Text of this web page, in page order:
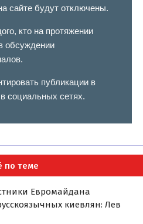
сайте будут отключены.
кто на протяжении
обсуждении
публикации в
социальных сетях.
по теме
Евромайдана
киевлян: Лев